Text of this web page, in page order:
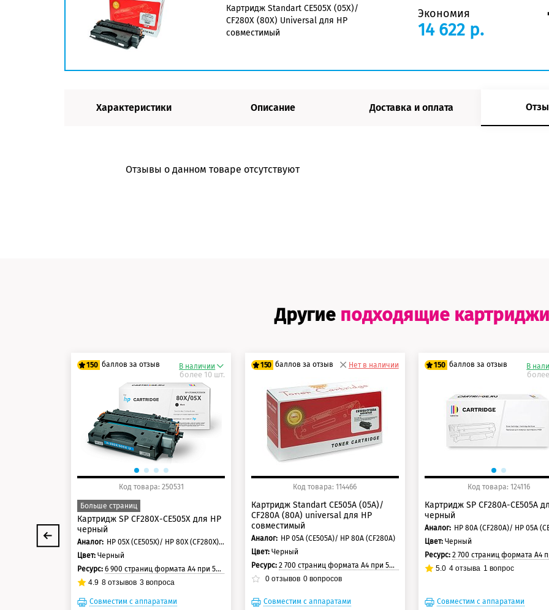
Картридж Standart CE505X (05X)/
CF280X (80X) Universal для HP
совместимый
Экономия
14 622 р.
Характеристики Описание Доставка и оплата
Отзывы о данном товаре отсутствуют
Другие подходящие картриджи
150 баллов за отзыв
125 баллов
150 баллов
В наличии
более 10 шт.
Код товара: 250531
Больше страниц
Картридж SP CF280X-CE505X для HP
черный
Аналог:
HP 05X (CE505X)/ HP 80X (CF280X)/ Canon 719
Цвет: Черный
Ресурс:6 900 страниц формата А4 при 5% заполнении страницы
4.9 8 отзывов 3 вопроса
Совместим с аппаратами
150 баллов за отзыв
125 баллов
150 баллов
Нет в наличии
Код товара: 114466
Картридж Standart CE505A (05A)/
CF280A (80A) universal для HP
совместимый
Аналог: HP 05A (CE505A)/ HP 80A (CF280A)
Цвет: Черный
Ресурс: 2 700 страниц формата А4 при 5% заполнении страницы
0отзывов 0вопросов
Совместим с аппаратами
150 баллов за отзыв
125 баллов
150 баллов
В
Код товара: 124116
Картридж SP CF280A-CE505A
черный
Аналог:
Цвет: Черный
Ресурс:2 700 страниц формата А4 при 5% заполнении
5.0 4 отзыва 1 вопрос
Совместим с аппаратами